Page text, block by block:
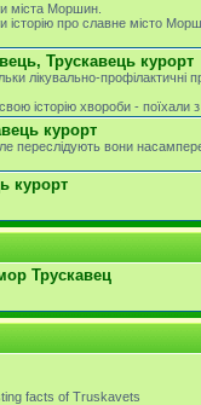
міста Моршин.
історію про славне місто
Трускавець курорт
лікувально-
історію хвороби -
курорт
переслідують вони
курорт
Трускавец
facts of Truskavets